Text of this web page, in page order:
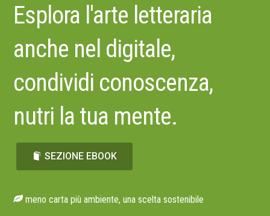
Esplora l'arte letteraria
anche nel digitale,
condividi conoscenza,
nutri la tua mente.
SEZIONE EBOOK
meno carta più ambiente, una scelta sostenibile